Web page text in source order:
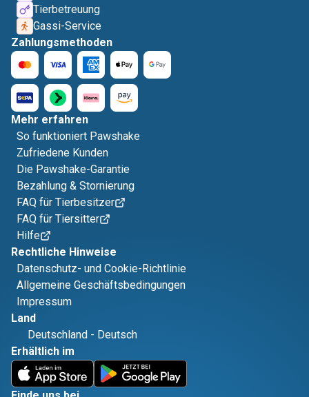
Tierbetreuung
Gassi-Service
Zahlungsmethoden
Mehr erfahren
So funktioniert Pawshake
Zufriedene Kunden
Die Pawshake-Garantie
Bezahlung & Stornierung
FAQ für Tierbesitzer
FAQ für Tiersitter
Hilfe
Rechtliche Hinweise
Datenschutz- und Cookie-Richtlinie
Allgemeine Geschäftsbedingungen
Impressum
Land
Deutschland - Deutsch
Erhältlich im